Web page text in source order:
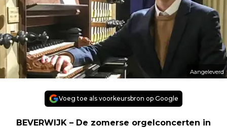
Aangeleverd
Voeg toe als voorkeursbron op Google
BEVERWIJK – De zomerse orgelconcerten in